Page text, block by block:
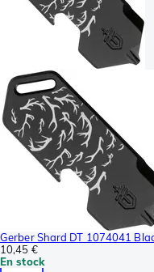
Gerber Shard DT 1074041
10,45 €
En stock